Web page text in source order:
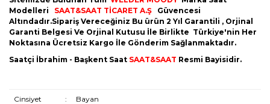
Modelleri SAAT&SAAT TİCARET A.Ş Güvencesi
Altındadır.Sipariş Vereceğiniz Bu ürün 2 Yıl Garantili , Orjinal
Garanti Belgesi Ve Orjinal Kutusu İle Birlikte Türkiye'nin Her
Noktasına Ücretsiz Kargo İle Gönderim Sağlanmaktadır.
Saatçi İbrahim - Başkent Saat SAAT&SAAT Resmi Bayisidir.
Cinsiyet : Bayan